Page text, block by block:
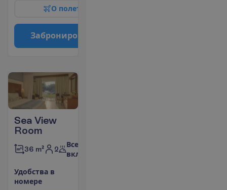
О полет
Заброниро
Sea View
Room
36 m² 2
Все
включено
Удобства в
номере